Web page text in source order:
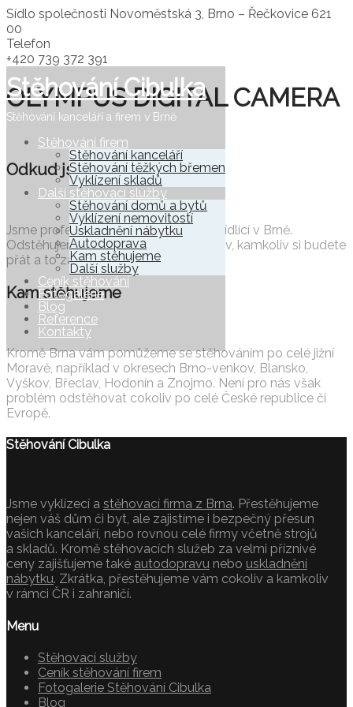
Sídlo společnosti Novoměstská 3, Brno – Řečkovice 621
00
Telefon
+420 739 372 391
Stěhování Cibulka
Stěhování kanceláří a firem v Brně
Stěhování firem
Stěhování kanceláří
Stěhování těžkých břemen
Vyklízení skladů
Další stěhovací služby
Stěhování domů a bytů
Vyklízení nemovitostí
Uskladnění nábytku
Autodoprava
Kam stěhujeme
Další služby
Ceník stěhování
Fotogalerie
Blog
Reference
Kontakty
OLYMPUS DIGITAL CAMERA
Odkud jsme
Jsme profesionálnístěhováci z Brna
sídlící v Brně.
Odstěhujeme pro vás prakticky cokoliv, kamkoliv si budete
přát a to za velmi příznivé ceny.
Kam stěhujeme
Kromě Brna vám pomůžeme se stěhováním po celé jižní
Moravě, například v okresech Brno-venkov, Blansko,
Vyškov, Břeclav, Hodonín a Znojmo. Není pro nás však
problém odstěhovat cokoliv po celé České republice či
Evropě.
Stěhování Cibulka
Jsme vyklízecí a stěhovací firma z Brna. Přestěhujeme
nejen váš dům či byt, ale zajistíme i bezpečný přesun
vašich kanceláří, nebo rovnou celé firmy včetně strojů
a skladů. Kromě stěhovacích služeb za velmi příznivé
ceny zajišťujeme také autodopravu nebo uskladnění
nábytku. Zkrátka, přestěhujeme vám cokoliv a kamkoliv
v rámci ČR i zahraničí.
Menu
Stěhovací služby
Ceník stěhování firem
Fotogalerie Stěhování Cibulka
Blog